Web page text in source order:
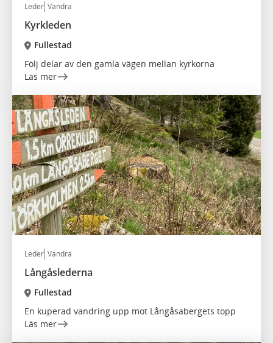
Leder Vandra
Kyrkleden
Fullestad
Följ delar av den gamla vägen mellan kyrkorna
Läs mer
Leder Vandra
Långåslederna
Fullestad
En kuperad vandring upp mot Långåsabergets topp
Läs mer